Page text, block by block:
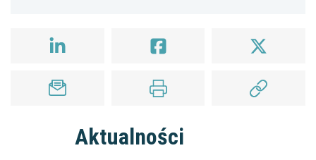
Aktualności